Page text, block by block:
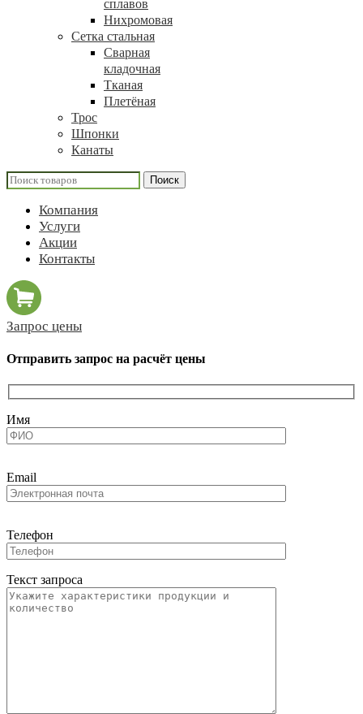
сплавов
Нихромовая
Сетка стальная
Сварная
кладочная
Тканая
Плетёная
Трос
Шпонки
Канаты
Поиск
Компания
Услуги
Акции
Контакты
Запрос цены
Отправить запрос на расчёт цены
Имя
Email
Телефон
Текст запроса